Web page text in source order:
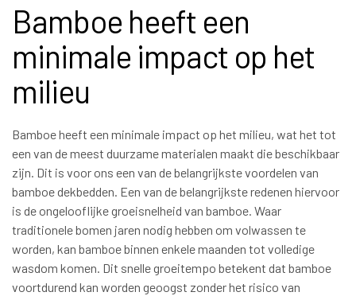
Bamboe heeft een
minimale impact op het
milieu
Bamboe heeft een minimale impact op het milieu, wat het tot
een van de meest duurzame materialen maakt die beschikbaar
zijn. Dit is voor ons een van de belangrijkste voordelen van
bamboe dekbedden. Een van de belangrijkste redenen hiervoor
is de ongelooflijke groeisnelheid van bamboe. Waar
traditionele bomen jaren nodig hebben om volwassen te
worden, kan bamboe binnen enkele maanden tot volledige
wasdom komen. Dit snelle groeitempo betekent dat bamboe
voortdurend kan worden geoogst zonder het risico van